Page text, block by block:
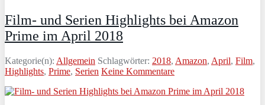
Film- und Serien Highlights bei Amazon
Prime im April 2018
Kategorie(n): Allgemein Schlagwörter: 2018, Amazon, April, Film,
Highlights, Prime, Serien Keine Kommentare